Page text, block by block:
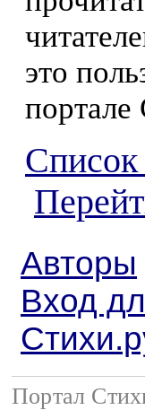
это
портале
Список
Авторы
Вход
Портал